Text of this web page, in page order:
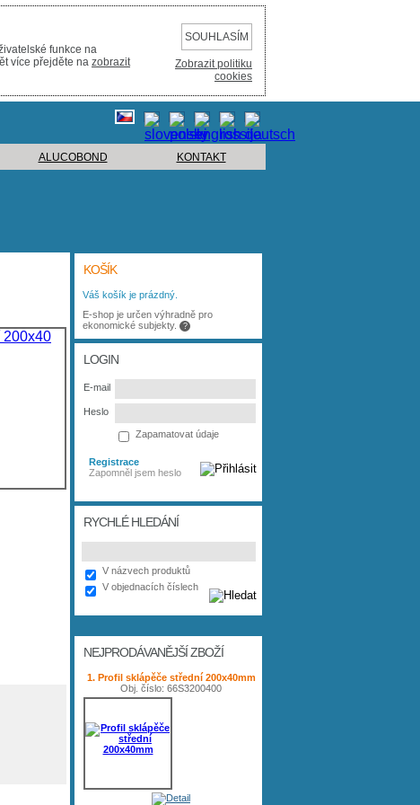
ALUCOBOND KONTAKT
KOŠÍK
Váš košík je prázdný.
E-shop je určen výhradně pro
ekonomické subjekty.
?
LOGIN
E-mail
Heslo
Zapamatovat údaje
Registrace
Zapomněl jsem heslo
RYCHLÉ HLEDÁNÍ
V názvech produktů
V objednacích číslech
NEJPRODÁVANĚJŠÍ ZBOŽÍ
1. Profil sklápěče střední 200x40mm
Obj. číslo: 66S3200400
funkce na
více přejděte na zobrazit
SOUHLASÍM
Zobrazit politiku
cookies